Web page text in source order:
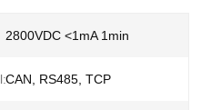
2800VDC <1mA 1min
CAN, RS485, TCP